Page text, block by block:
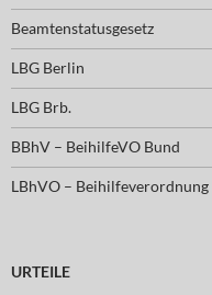
Beamtenstatusgesetz
LBG Berlin
LBG Brb.
BBhV – BeihilfeVO Bund
LBhVO – Beihilfeverordnung
URTEILE